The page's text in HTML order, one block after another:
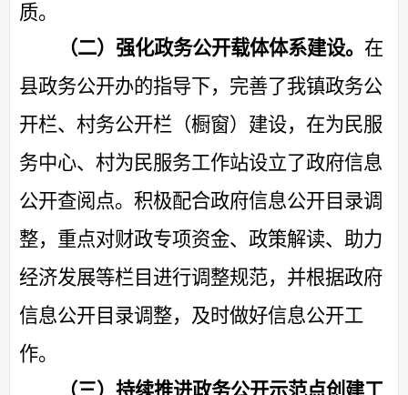
质。
（二）强化政务公开载体体系建设。 在
县政务公开办的指导下， 完善了我镇政务公
开栏、村务公开栏（橱窗）建设， 在为民服
务中心、村为民服务工作站设立了政府信息
公开查阅点。 积极配合政府信息公开目录调
整， 重点对财政专项资金、政策解读、助力
经济发展等栏目进行调整规范， 并根据政府
信息公开目录调整，及时做好信息公开工
作。
（三） 持续推进政务公开示范点创建工